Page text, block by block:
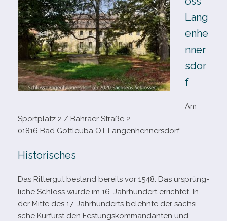
Lang
enhe
nner
sdor
f
Am
Sportplatz 2 /​ Bahraer Straße 2
01816 Bad Gottleuba OT Langenhennersdorf
Historisches
Das Rittergut bestand bereits vor 1548. Das ursprüng­
li­che Schloss wurde im 16. Jahrhundert errich­tet. In
der Mitte des 17. Jahrhunderts belehnte der säch­si­
sche Kurfürst den Festungskommandanten und